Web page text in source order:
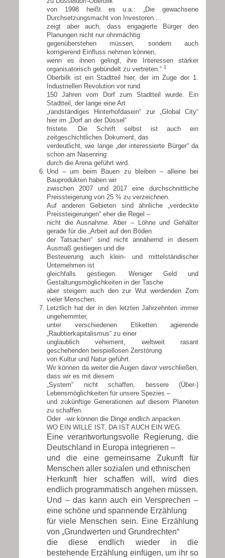
von 1998 heißt es u.a.: „Die gewachsene
Durchsetzungsmacht von Investoren....
zeigt aber auch, dass engagierte Bürger den
Planungen nicht nur ohnmächtig
gegenüberstehen müssen, sondern auch
korrigierend Einfluss nehmen können,
wenn es ihnen gelingt, ihre Interessen stärker
organisatorisch gebündelt zu vertreten.“ 1
Oberbilk ist ein Stadtteil hier, der im Zuge der 1.
Industriellen Revolution vor rund
150 Jahren vom Dorf zum Stadtteil wurde. Ein
Stadtteil, der lange eine Art
„randständiges Hinterhofdasein“ zur „Global City“
hier im „Dorf an der Düssel“
fristete. Die Schrift selbst ist auch ein
zeitgeschichtliches Dokument, das
verdeutlicht, wie lange „der interessierte Bürger“ da
schon am Nasenring
durch die Arena geführt wird.
Und – um beim Bauen zu bleiben – alleine bei
Bauprodukten haben wir
zwischen 2007 und 2017 eine durchschnittliche
Preissteigerung von 25 % zu verzeichnen.
Auf anderen Gebieten sind ähnliche „verdeckte
Preissteigerungen“ eher die Regel –
nicht die Ausnahme. Aber – Löhne und Gehälter
gerade für die „Arbeit auf den Böden
der Tatsachen“ sind nicht annähernd in diesem
Ausmaß gestiegen und die
Besteuerung auch klein- und mittelständischer
Unternehmen ist
gleichfalls gestiegen. Weniger Geld und
Gestaltungsmöglichkeiten in der Tasche
aber steigern auch den zur Wut werdenden Zorn
vieler Menschen.
Letztlich hat der in den letzten Jahrzehnten immer
ungehemmter,
unter verschiedenen Etiketten agierende
„Raubtierkapitalismus“ zu einer
unglaublich vehement, weltweit rasant
geschehenden beispiellosen Zerstörung
von Kultur und Natur geführt.
Wir können da weiter die Augen davor verschließen,
dass wir es mit diesem
„System“ nicht schaffen, bessere (Über-)
Lebensmöglichkeiten für unsere Spezies –
und zukünftige Generationen auf diesem Planeten
zu schaffen.
Oder -wir können die Dinge endlich anpacken.
WO EIN WILLE IST, DA IST AUCH EIN WEG.
Eine verantwortungsvolle Regierung, die
Deutschland in Europa integrieren –
und die eine gemeinsame Zukunft für
Menschen aller sozialen und ethnischen
Herkunft hier schaffen will, wird dies
endlich programmatisch angehen müssen.
Und – das kann auch ein Versprechen –
eine schöne und spannende Erzählung
für viele Menschen sein. Eine Erzählung
von „Grundwerten und Grundrechten“
die diese endlich wieder in die
bestehende Erzählung einfügen, um ihr so